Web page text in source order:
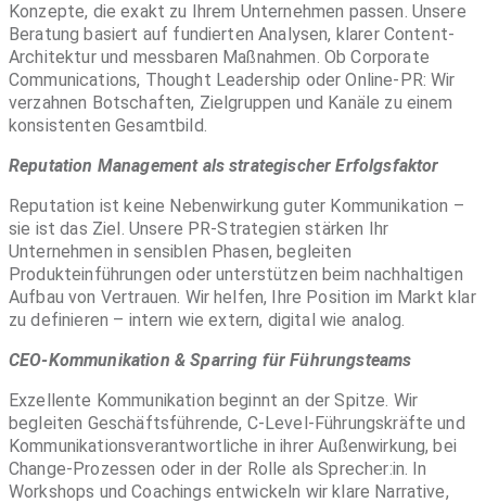
Konzepte, die exakt zu Ihrem Unternehmen passen. Unsere
Beratung basiert auf fundierten Analysen, klarer Content-
Architektur und messbaren Maßnahmen. Ob Corporate
Communications, Thought Leadership oder Online-PR: Wir
verzahnen Botschaften, Zielgruppen und Kanäle zu einem
konsistenten Gesamtbild.
Reputation Management als strategischer Erfolgsfaktor
Reputation ist keine Nebenwirkung guter Kommunikation –
sie ist das Ziel. Unsere PR-Strategien stärken Ihr
Unternehmen in sensiblen Phasen, begleiten
Produkteinführungen oder unterstützen beim nachhaltigen
Aufbau von Vertrauen. Wir helfen, Ihre Position im Markt klar
zu definieren – intern wie extern, digital wie analog.
CEO-Kommunikation & Sparring für Führungsteams
Exzellente Kommunikation beginnt an der Spitze. Wir
begleiten Geschäftsführende, C-Level-Führungskräfte und
Kommunikationsverantwortliche in ihrer Außenwirkung, bei
Change-Prozessen oder in der Rolle als Sprecher:in. In
Workshops und Coachings entwickeln wir klare Narrative,